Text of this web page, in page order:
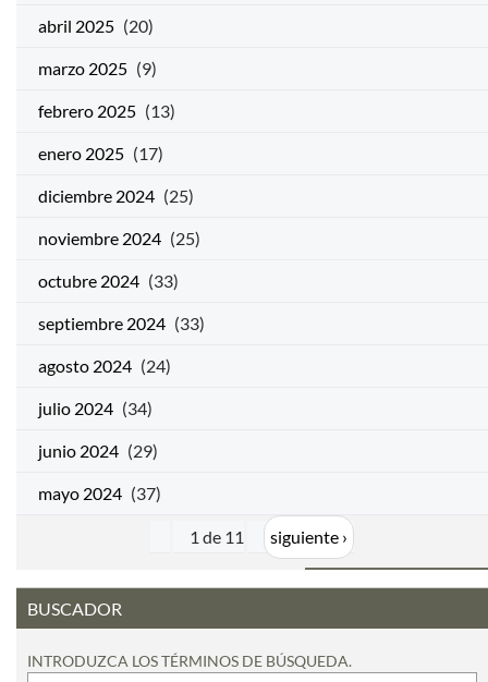
abril 2025 (20)
marzo 2025 (9)
febrero 2025 (13)
enero 2025 (17)
diciembre 2024 (25)
noviembre 2024 (25)
octubre 2024 (33)
septiembre 2024 (33)
agosto 2024 (24)
julio 2024 (34)
junio 2024 (29)
mayo 2024 (37)
1 de 11 siguiente ›
BUSCADOR
INTRODUZCA LOS TÉRMINOS DE BÚSQUEDA.